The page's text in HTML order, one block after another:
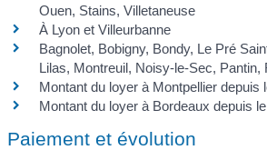
Ouen, Stains, Villetaneuse
À Lyon et Villeurbanne
Bagnolet, Bobigny, Bondy, Le Pré
Lilas, Montreuil, Noisy-le-Sec, Pantin,
Montant du loyer à Montpellier depuis
Montant du loyer à Bordeaux depuis
Paiement et évolution